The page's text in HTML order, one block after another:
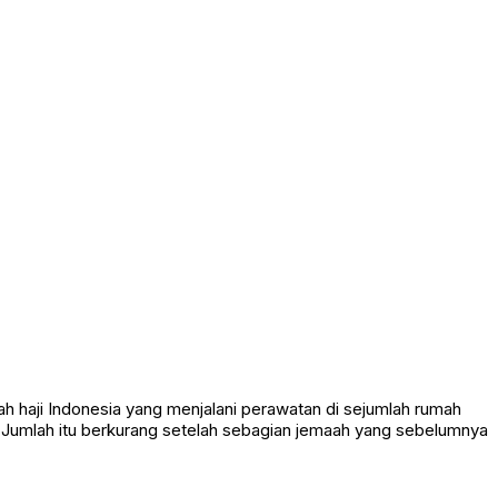
haji Indonesia yang menjalani perawatan di sejumlah rumah
itu berkurang setelah sebagian jemaah yang sebelumnya